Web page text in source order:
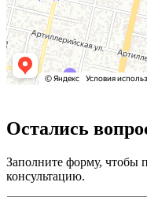
Остались
Заполните форму, чтобы
консультацию.